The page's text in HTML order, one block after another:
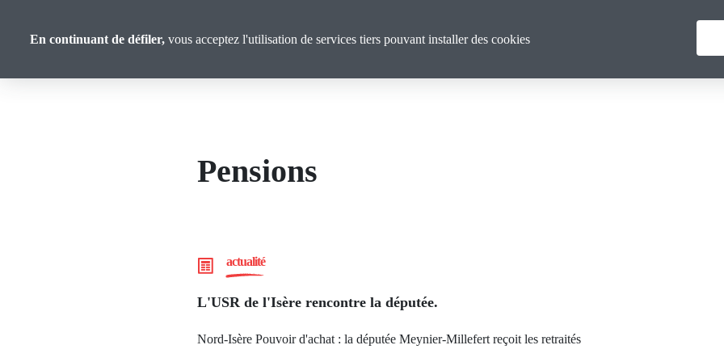
Confédérale
principal
Qui sommes nous ?
Pensions
actualité
L'USR de l'Isère rencontre la députée.
Nord-Isère Pouvoir d'achat : la députée Meynier-Millefert reçoit les retraités
En continuant de défiler, vous acceptez l'utilisation de services tiers pouvant installer des cookies